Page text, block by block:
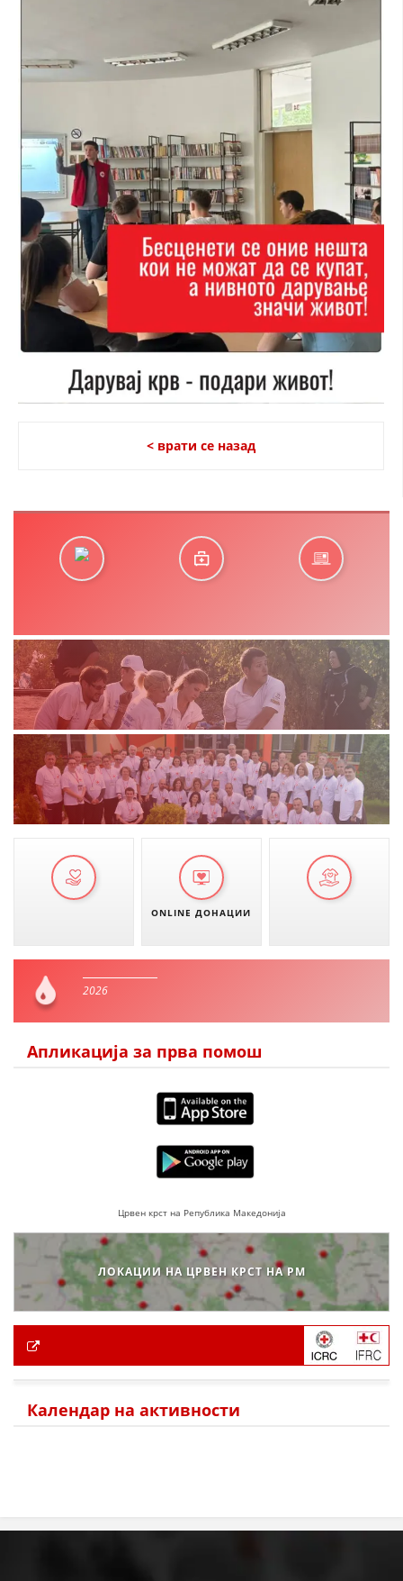
< врати се назад
ONLINE ДОНАЦИИ
2026
Апликација за прва помош
Црвен крст на Република Македонија
ЛОКАЦИИ НА ЦРВЕН КРСТ НА РМ
Календар на активности